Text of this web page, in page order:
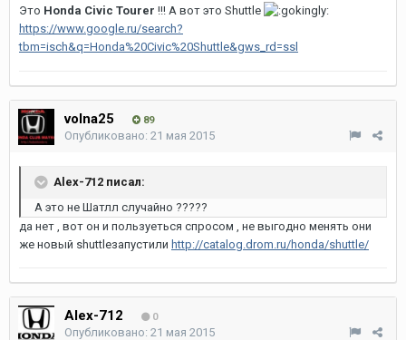
Это Honda Civic Tourer !!! А вот это Shuttle
https://www.google.ru/search?
tbm=isch&q=Honda%20Civic%20Shuttle&gws_rd=ssl
volna25 89
Опубликовано: 21 мая 2015
Alex-712 писал:
А это не Шатлл случайно ?????
да нет , вот он и пользуеться спросом , не выгодно менять они
же новый shuttleзапустили http://catalog.drom.ru/honda/shuttle/
Alex-712 0
Опубликовано: 21 мая 2015